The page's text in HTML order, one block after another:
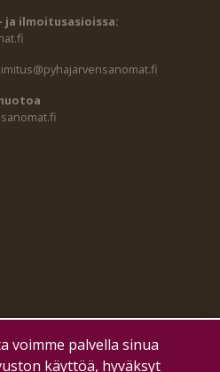
ja ilmoitusasioissa:
voimme palvella sinua
käyttöä, hyväksyt